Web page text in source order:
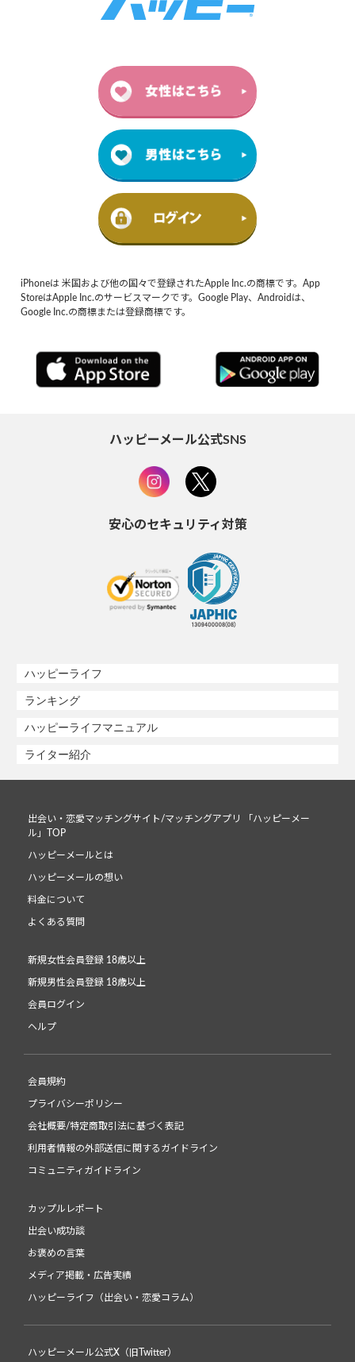
iPhoneは 米国および他の国々で登録されたApple Inc.の商標です。App
StoreはApple Inc.のサービスマークです。Google Play、Androidは、
Google Inc.の商標または登録商標です。
ハッピーメール公式SNS
安心のセキュリティ対策
ハッピーライフ
ランキング
ハッピーライフマニュアル
ライター紹介
出会い・恋愛マッチングサイト/マッチングアプリ 「ハッピーメー
ル」TOP
ハッピーメールとは
ハッピーメールの想い
料金について
よくある質問
新規女性会員登録 18歳以上
新規男性会員登録 18歳以上
会員ログイン
ヘルプ
会員規約
プライバシーポリシー
会社概要/特定商取引法に基づく表記
利用者情報の外部送信に関するガイドライン
コミュニティガイドライン
カップルレポート
出会い成功談
お褒めの言葉
メディア掲載・広告実績
ハッピーライフ（出会い・恋愛コラム）
ハッピーメール公式X（旧Twitter）